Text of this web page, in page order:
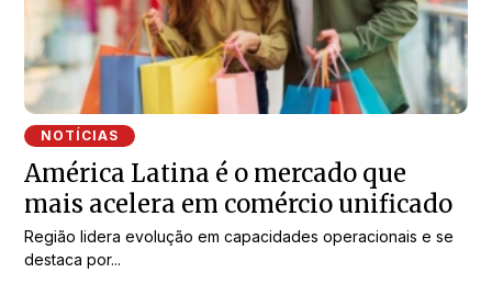
NOTÍCIAS
América Latina é o mercado que
mais acelera em comércio unificado
Região lidera evolução em capacidades operacionais e se
destaca por...